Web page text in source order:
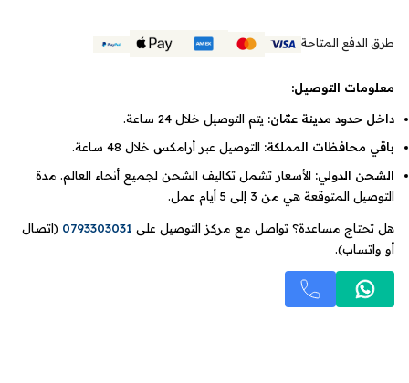
طرق الدفع المتاحة
معلومات التوصيل:
داخل حدود مدينة عمّان: يتم التوصيل خلال 24 ساعة.
باقي محافظات المملكة: التوصيل عبر أرامكس خلال 48 ساعة.
الشحن الدولي: الأسعار تشمل تكاليف الشحن لجميع أنحاء العالم. مدة
التوصيل المتوقعة هي من 3 إلى 5 أيام عمل.
هل تحتاج مساعدة؟ تواصل مع مركز التوصيل على 0793303031 (اتصال
أو واتساب).